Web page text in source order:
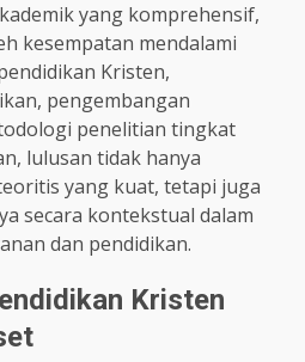
yang komprehensif,
kesempatan mendalami
Kristen,
pengembangan
penelitian tingkat
lulusan tidak hanya
yang kuat, tetapi juga
secara kontekstual dalam
dan pendidikan.
Kristen